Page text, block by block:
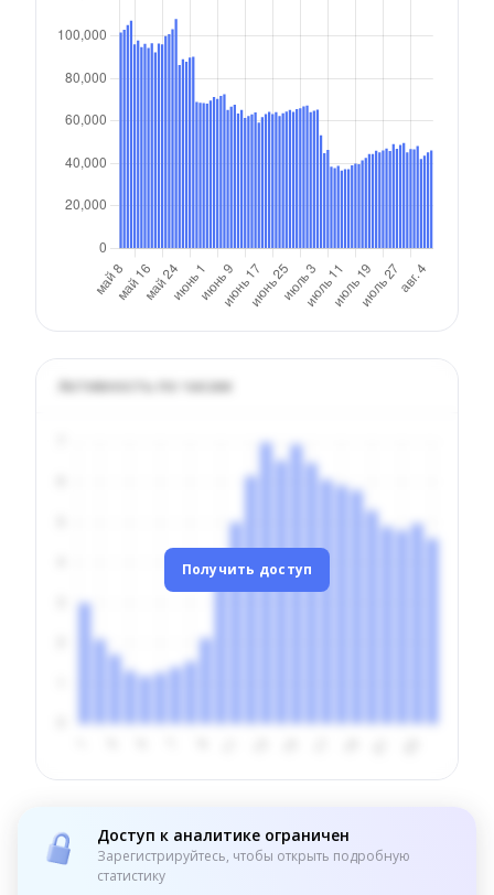
Активность по часам
Получить доступ
Доступ к аналитике ограничен
Зарегистрируйтесь, чтобы открыть подробную
статистику